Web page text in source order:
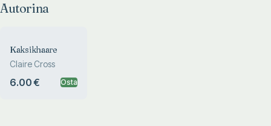
Autorina
Kaksikhaare
Claire Cross
6.00 € Osta